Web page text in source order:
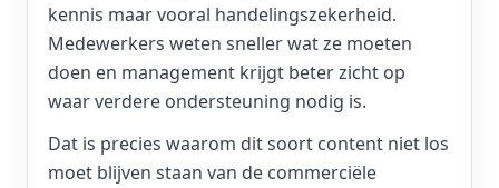
kennis maar vooral handelingszekerheid.
Medewerkers weten sneller wat ze moeten
doen en management krijgt beter zicht op
waar verdere ondersteuning nodig is.
Dat is precies waarom dit soort content niet los
moet blijven staan van de commerciële